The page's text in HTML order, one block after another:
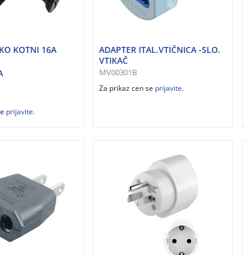
KOTNI 16A
prijavite.
ADAPTER ITAL.VTIČNICA -SLO.
VTIKAČ
MV00301B
Za prikaz cen se prijavite.